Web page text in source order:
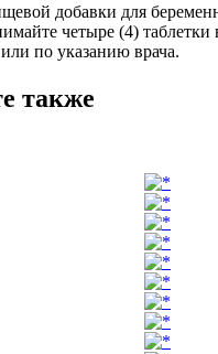
добавки для
четыре (4) таблетки
по указанию врача.
также